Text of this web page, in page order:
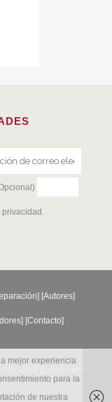
.
] [Autores]
] [Contacto]
mejor experiencia
para la
de nuestra